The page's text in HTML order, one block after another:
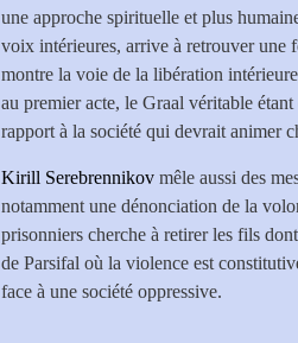
une approche spirituelle et plus
voix intérieures, arrive à retrouver une
montre la voie de la libération
au premier acte, le Graal véritable
rapport à la société qui devrait animer
Kirill Serebrennikov mêle aussi des
notamment une dénonciation de la
prisonniers cherche à retirer les fils
de Parsifal où la violence est
face à une société oppressive.